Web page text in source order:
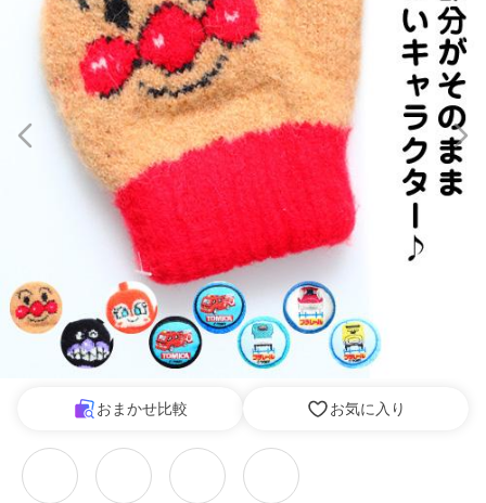
おまかせ比較 お気に入り